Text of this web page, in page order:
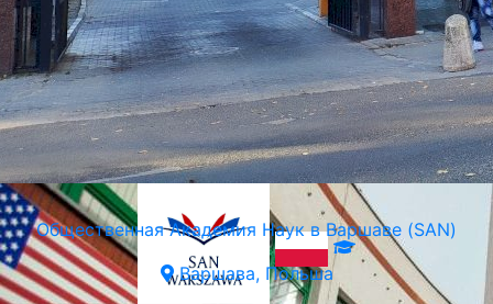
Общественная Академия Наук в Варшаве (SAN)
Варшава, Польша